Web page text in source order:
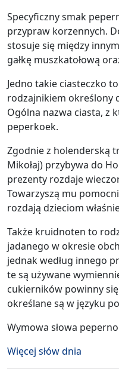
Specyficzny smak
przypraw korzennych.
stosuje się między
gałkę muszkatołową
Jedno takie ciasteczko
rodzajnikiem określony
Ogólna nazwa ciasta, z
peperkoek.
Zgodnie z holenderską
Mikołaj) przybywa do
prezenty rozdaje
Towarzyszą mu
rozdają dzieciom
Także kruidnoten to
jadanego w okresie
jednak według innego
te są używane
cukierników powinny
określane są w języku
Wymowa słowa
Więcej słów dnia